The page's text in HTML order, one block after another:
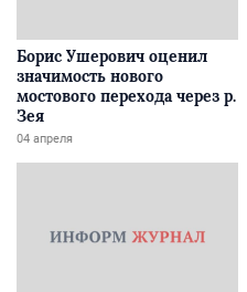
Борис Ушерович оценил
значимость нового
мостового перехода через р.
Зея
04 апреля